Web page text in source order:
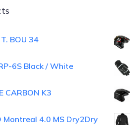
BOU 34
6S Black / White
CARBON K3
Montreal 4.0 MS Dry2Dry